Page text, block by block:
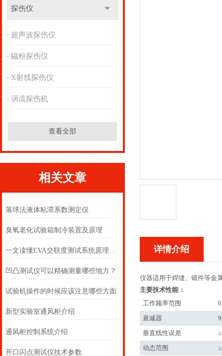
探伤仪
超声波探伤仪
磁粉探伤仪
X射线探伤仪
涡流探伤机
查看全部
相关文章
落球法液体粘滞系数测定仪
臭氧老化试验箱制冷装置及原理
一文读懂EVA交联度测试系统原理及取样制备须知
凹凸测试仪可以精确测量哪些地方？
试验机操作的时候应该注意哪些方面
新型实验室通风柜介绍
通风柜控制系统介绍
开口闪点测试仪技术参数
详情介绍
仪器适用于焊缝、锻件等金
主要技术性能：
工作频率范围
衰减器
垂直线性误差
动态范围